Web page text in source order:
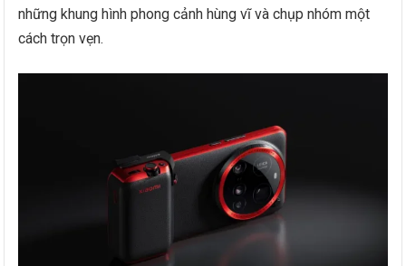
những khung hình phong cảnh hùng vĩ và chụp nhóm một
cách trọn vẹn.